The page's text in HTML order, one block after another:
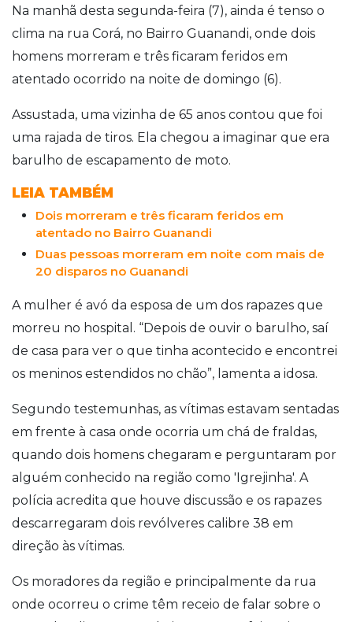
Na manhã desta segunda-feira (7), ainda é tenso o
clima na rua Corá, no Bairro Guanandi, onde dois
homens morreram e três ficaram feridos em
atentado ocorrido na noite de domingo (6).
Assustada, uma vizinha de 65 anos contou que foi
uma rajada de tiros. Ela chegou a imaginar que era
barulho de escapamento de moto.
LEIA TAMBÉM
Dois morreram e três ficaram feridos em
atentado no Bairro Guanandi
Duas pessoas morreram em noite com mais de
20 disparos no Guanandi
A mulher é avó da esposa de um dos rapazes que
morreu no hospital. “Depois de ouvir o barulho, saí
de casa para ver o que tinha acontecido e encontrei
os meninos estendidos no chão”, lamenta a idosa.
Segundo testemunhas, as vítimas estavam sentadas
em frente à casa onde ocorria um chá de fraldas,
quando dois homens chegaram e perguntaram por
alguém conhecido na região como 'Igrejinha'. A
polícia acredita que houve discussão e os rapazes
descarregaram dois revólveres calibre 38 em
direção às vítimas.
Os moradores da região e principalmente da rua
onde ocorreu o crime têm receio de falar sobre o